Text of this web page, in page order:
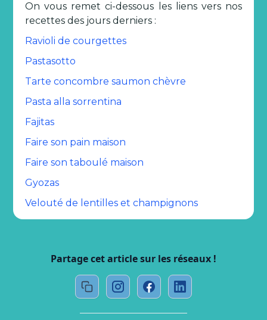
On vous remet ci-dessous les liens vers nos
recettes des jours derniers :
Ravioli de courgettes
Pastasotto
Tarte concombre saumon chèvre
Pasta alla sorrentina
Fajitas
Faire son pain maison
Faire son taboulé maison
Gyozas
Velouté de lentilles et champignons
Partage cet article sur les réseaux !